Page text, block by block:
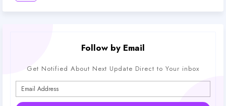
Follow by Email
Get Notified About Next Update Direct to Your inbox